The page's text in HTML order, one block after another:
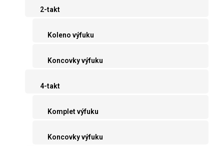
2-takt
Koleno výfuku
Koncovky výfuku
4-takt
Komplet výfuku
Koncovky výfuku